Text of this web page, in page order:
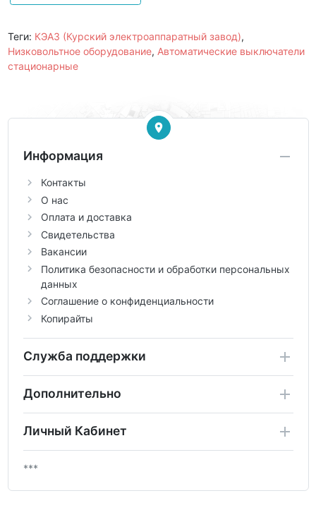
Теги: КЭАЗ (Курский электроаппаратный завод),
Низковольтное оборудование, Автоматические выключатели
стационарные
Информация
Контакты
О нас
Оплата и доставка
Свидетельства
Вакансии
Политика безопасности и обработки персональных
данных
Соглашение о конфиденциальности
Копирайты
Служба поддержки
Дополнительно
Личный Кабинет
***